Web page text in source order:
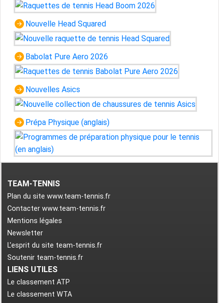
Nouvelle Head Squared
Babolat Pure Aero 2026
Nouvelles Asics
Prépa Physique (anglais)
TEAM-TENNIS
Plan du site www.team-tennis.fr
Contacter www.team-tennis.fr
Mentions légales
Newsletter
L'esprit du site team-tennis.fr
Soutenir team-tennis.fr
LIENS UTILES
Le classement ATP
Le classement WTA